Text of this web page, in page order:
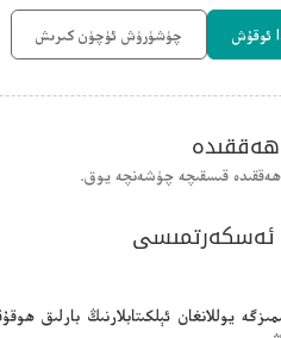
ئوقۇش چۈشۈرۈش ئۈچۈن كىرىش
قىسقىچە چۈشەنچە يوق.
ئەسكەرتمىسى
يوللانغان ئېلكىتابلارنىڭ